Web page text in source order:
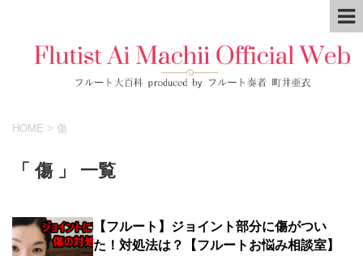
HOME > 傷
「 傷 」 一覧
【フルート】ジョイント部分に傷がつい
た！対処法は？【フルートお悩み相談室】